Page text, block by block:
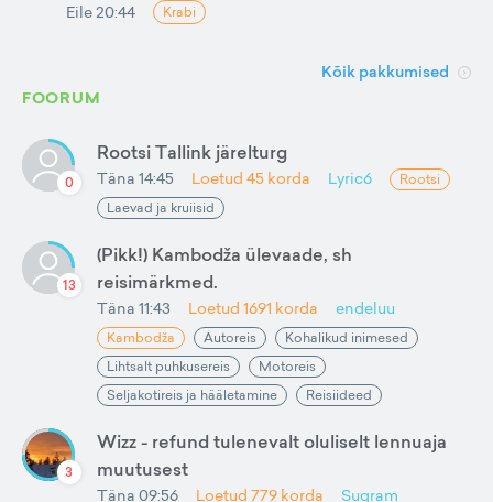
Eile 20:44 Krabi
Kõik pakkumised
FOORUM
0
Rootsi Tallink järelturg
Täna 14:45 Loetud 45 korda Lyric6
Rootsi
Laevad ja kruiisid
13
(Pikk!) Kambodža ülevaade, sh
reisimärkmed.
Täna 11:43 Loetud 1691 korda endeluu
Kambodža Autoreis
Kohalikud inimesed
Lihtsalt puhkusereis
Motoreis
Seljakotireis ja hääletamine
Reisiideed
3
Wizz - refund tulenevalt oluliselt lennuaja
muutusest
Täna 09:56 Loetud 779 korda Sugram